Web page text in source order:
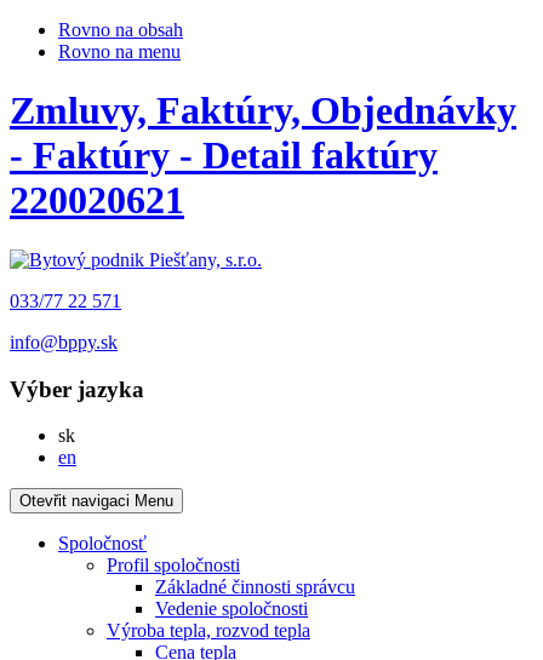
Rovno na obsah
Rovno na menu
Zmluvy, Faktúry, Objednávky
- Faktúry - Detail faktúry
220020621
033/77 22 571
info@bppy.sk
Výber jazyka
skSlovensky
en
Otevřit navigaci Menu
Spoločnosť
Profil spoločnosti
Základné činnosti správcu
Vedenie spoločnosti
Výroba tepla, rozvod tepla
Cena tepla